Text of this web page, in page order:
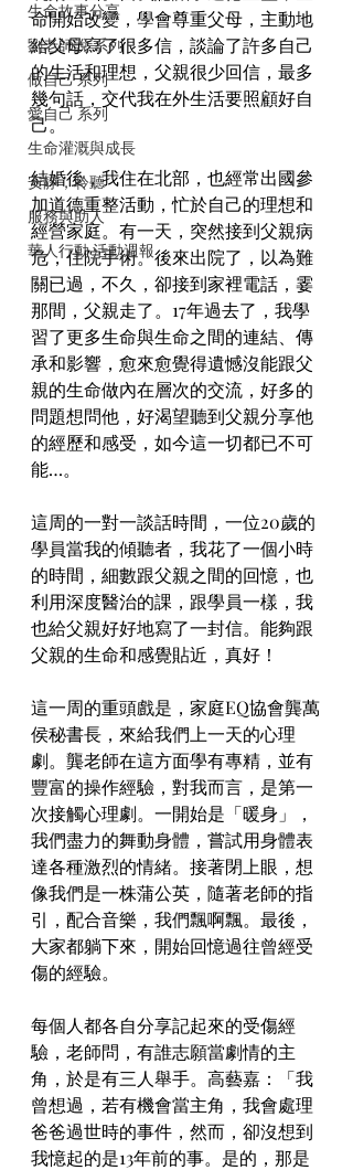
生命故事分享
劉老師說 系列
做自己 系列
愛自己 系列
生命灌溉與成長
安靜，聆聽
服務與助人
華人行動 活動週報
命開始改變，學會尊重父母，主動地
給父母寫了很多信，談論了許多自己
的生活和理想，父親很少回信，最多
幾句話，交代我在外生活要照顧好自
己。
結婚後，我住在北部，也經常出國參
加道德重整活動，忙於自己的理想和
經營家庭。有一天，突然接到父親病
危，住院手術。後來出院了，以為難
關已過，不久，卻接到家裡電話，霎
那間，父親走了。17年過去了，我學
習了更多生命與生命之間的連結、傳
承和影響，愈來愈覺得遺憾沒能跟父
親的生命做內在層次的交流，好多的
問題想問他，好渴望聽到父親分享他
的經歷和感受，如今這一切都已不可
能…。
這周的一對一談話時間，一位20歲的
學員當我的傾聽者，我花了一個小時
的時間，細數跟父親之間的回憶，也
利用深度醫治的課，跟學員一樣，我
也給父親好好地寫了一封信。能夠跟
父親的生命和感覺貼近，真好！
這一周的重頭戲是，家庭EQ協會龔萬
侯秘書長，來給我們上一天的心理
劇。龔老師在這方面學有專精，並有
豐富的操作經驗，對我而言，是第一
次接觸心理劇。一開始是「暖身」，
我們盡力的舞動身體，嘗試用身體表
達各種激烈的情緒。接著閉上眼，想
像我們是一株蒲公英，隨著老師的指
引，配合音樂，我們飄啊飄。最後，
大家都躺下來，開始回憶過往曾經受
傷的經驗。
每個人都各自分享記起來的受傷經
驗，老師問，有誰志願當劇情的主
角，於是有三人舉手。高藝嘉：「我
曾想過，若有機會當主角，我會處理
爸爸過世時的事件，然而，卻沒想到
我憶起的是13年前的事。是的，那是